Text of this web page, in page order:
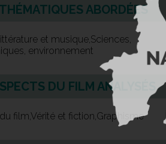
THÉMATIQUES ABORDÉES
et musique,Sciences,
environnement
DU FILM ANALYSÉS
film,Vérité et fiction,Graphisme